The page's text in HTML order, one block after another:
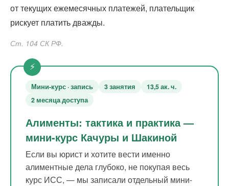
от текущих ежемесячных платежей, плательщик
рискует платить дважды.
Ст. 104 СК РФ.
Мини-курс · запись 3 занятия
13,5 ак. ч.
2 месяца доступа
Алименты: тактика и практика —
мини-курс Качуры и Шакиной
Если вы юрист и хотите вести именно
алиментные дела глубоко, не покупая весь
курс ИСС, — мы записали отдельный мини-